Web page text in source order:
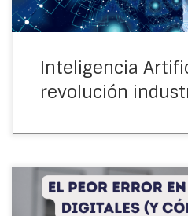
Inteligencia
revolución